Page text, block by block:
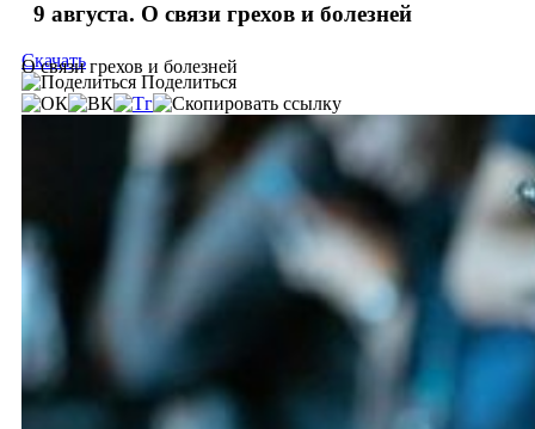
9 августа. О связи грехов и болезней
О связи грехов и болезней
Скачать
Поделиться